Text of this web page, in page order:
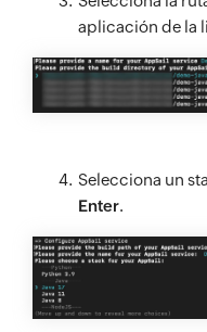
aplicación de la
Selecciona un
Enter.